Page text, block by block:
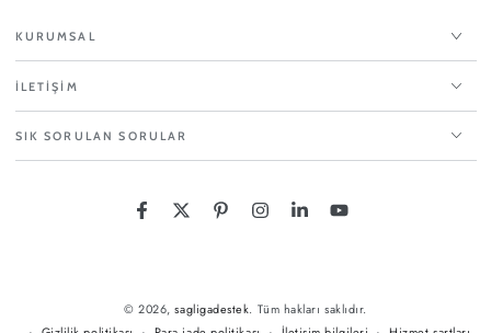
KURUMSAL
İLETİŞİM
SIK SORULAN SORULAR
Translation missing: tr.general.social.links.facebook
Translation missing: tr.general.social.links.twitter
Translation missing:
Translation missing:
Translation missing:
Translation missing:
© 2026,sagligadestek. Tüm hakları saklıdır.